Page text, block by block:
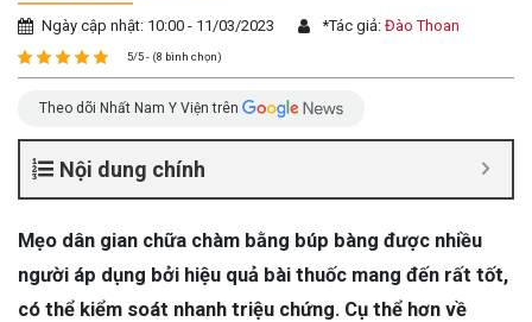
Ngày cập nhật: 10:00 - 11/03/2023 *Tác giả: Đào Thoan
5/5 - (8 bình chọn)
Theo dõi Nhất Nam Y Viện trên
Nội dung chính
Mẹo dân gian chữa chàm bằng búp bàng được nhiều
người áp dụng bởi hiệu quả bài thuốc mang đến rất tốt,
có thể kiểm soát nhanh triệu chứng. Cụ thể hơn về